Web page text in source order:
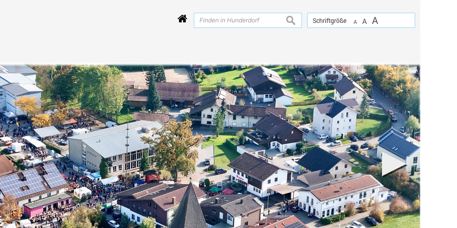
Schriftgröße A A A
suchen